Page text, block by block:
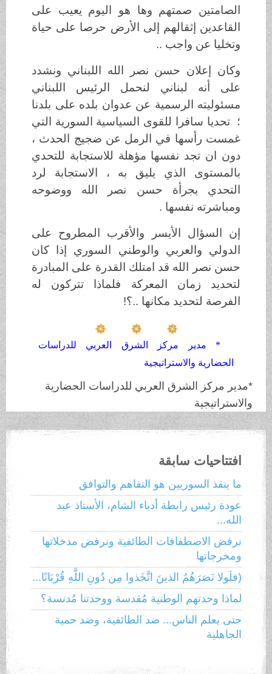
الصامتين صمتهم وها هو اليوم يعيب على
القاعدين إثقالهم إلى الأرض حرصا على حياة
وتخليا عن واجب ..
وكان إعلان حسن نصر الله اللبناني ونشدد
على أنه لبناني لنحمل الرئيس اللبناني
مسئوليته الرسمية عن عدوان بلده على بلدنا
؛ تحديا سافرا للقوى السياسية السورية التي
غمست رأسها في الرمل عن ضجيج الحدث ،
دون ان تجد نفسها مؤهلة للاستجابة للتحدي
بالمستوى الذي يليق به ، الاستجابة لرد
التحدي بجرأة حسن نصر الله ووضوحه
ومباشرته نفسها .
إن السؤال الأيسر والأقرب المطروح على
الدولي والعربي والوطني السوري إذا كان
حسن نصر الله قد امتلك القدرة على المبادرة
لتحديد زمان المعركة فلماذا تتركون له
الفرصة لتحديد مكانها ..؟!
* مدير مركز الشرق العربي للدراسات
الحضارية والاستراتيجية
*مدير مركز الشرق العربي للدراسات الحضارية
والاستراتيجية
افتتاحيات سابقة
ما ينقذ السوريين هو التفاهم والتوافق
عودة رئيس رابطة أدباء الشام، الأستاذ عبد
الله...
نرفض الاصطفافات الطائفية ونرفض مدخلاتها
ومخرجاتها
(فلَولا نَصَرَهُمُ الذينَ اتَّخَذوا مِن دُونِ اللَّهِ قُرْبَانًا...
لماذا وحدتهم الوطنية مُقدسة ووحدتنا مُدنسة؟
حتى يعلم الناس... ضد الطائفية، وضد حمية
الجاهلية